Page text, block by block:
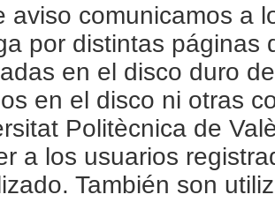
aviso comunicamos a
por distintas páginas
en el disco duro
en el disco ni otras
Politècnica de
a los usuarios
También son